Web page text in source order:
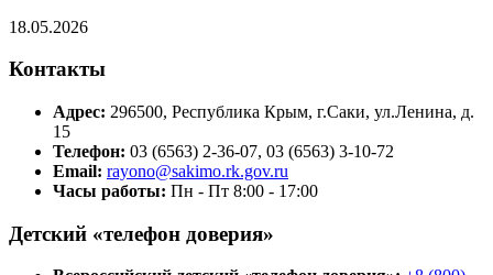
18.05.2026
Контакты
Адрес: 296500, Республика Крым, г.Саки, ул.Ленина, д.
15
Телефон: 03 (6563) 2-36-07, 03 (6563) 3-10-72
Email: rayono@sakimo.rk.gov.ru
Часы работы: Пн - Пт 8:00 - 17:00
Детский «телефон доверия»